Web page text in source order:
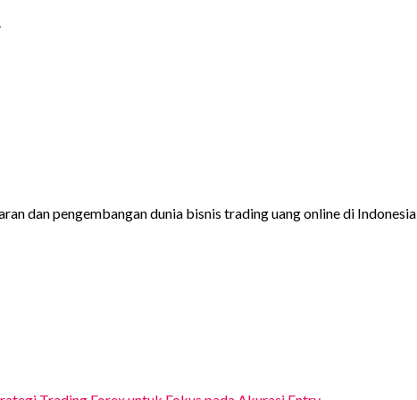
dan pengembangan dunia bisnis trading uang online di Indonesia